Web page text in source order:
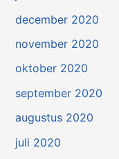
december 2020
november 2020
oktober 2020
september 2020
augustus 2020
juli 2020